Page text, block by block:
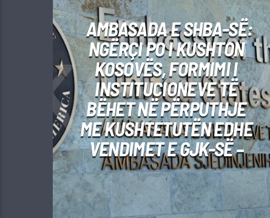
AMBASADA E SHBA-SË:
NGËRÇI PO I KUSHTON
KOSOVËS, FORMIMI I
INSTITUCIONEVE TË
BËHET NË PËRPUTHJE
ME KUSHTETUTËN EDHE
VENDIMET E GJK-SË –